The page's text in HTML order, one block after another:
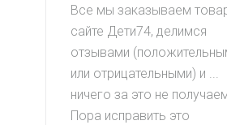
Все мы заказываем
сайте Дети74, делимся
отзывами
или отрицательными) и ...
ничего за это не
Пора исправить это